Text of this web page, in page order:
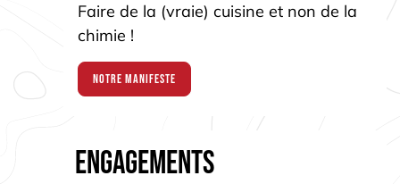
Faire de la (vraie) cuisine et non de la
chimie !
Notre manifeste
Engagements